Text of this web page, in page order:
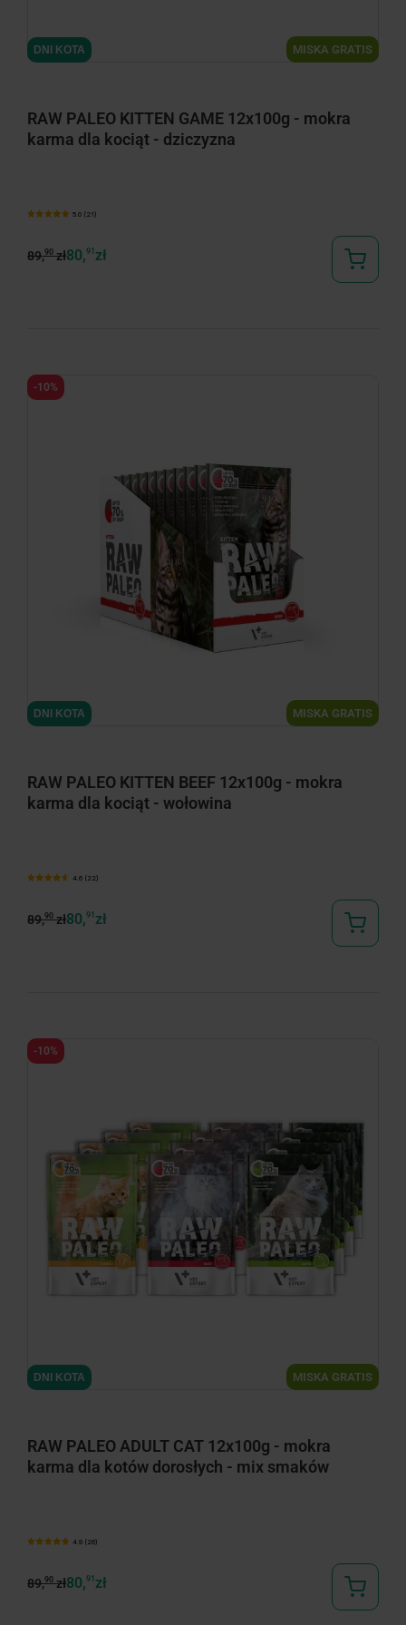
MISKA GRATIS
DNI KOTA
RAW PALEO KITTEN GAME 12x100g - mokra
karma dla kociąt - dziczyzna
5.0 (21)
89,90zł80,91 zł
MISKA GRATIS
DNI KOTA
RAW PALEO KITTEN BEEF 12x100g - mokra
karma dla kociąt - wołowina
4.6 (22)
89,90zł80,91 zł
-10%
MISKA GRATIS
DNI KOTA
RAW PALEO ADULT CAT 12x100g - mokra
karma dla kotów dorosłych - mix smaków
4.9 (26)
89,90zł80,91 zł
-10%